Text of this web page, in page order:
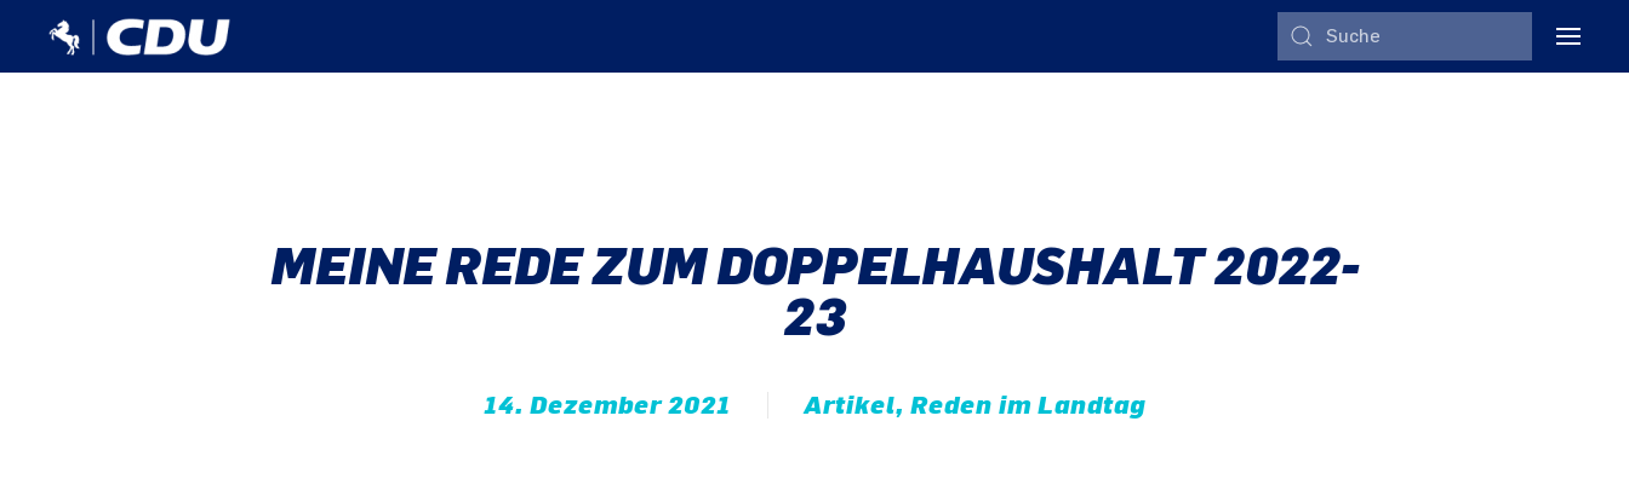
MEINE REDE ZUM DOPPELHAUSHALT 2022-
23
14. Dezember 2021 Artikel, Reden im Landtag